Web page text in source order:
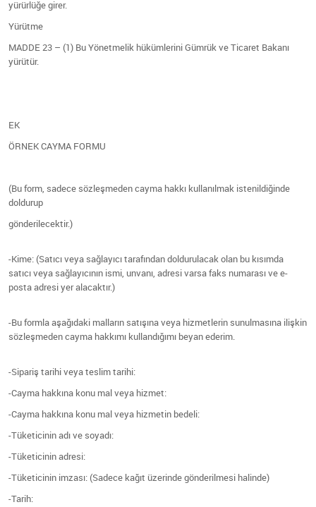
yürürlüğe girer.
Yürütme
MADDE 23 – (1) Bu Yönetmelik hükümlerini Gümrük ve Ticaret Bakanı
yürütür.
EK
ÖRNEK CAYMA FORMU
(Bu form, sadece sözleşmeden cayma hakkı kullanılmak istenildiğinde
doldurup
gönderilecektir.)
-Kime: (Satıcı veya sağlayıcı tarafından doldurulacak olan bu kısımda
satıcı veya sağlayıcının ismi, unvanı, adresi varsa faks numarası ve e-
posta adresi yer alacaktır.)
-Bu formla aşağıdaki malların satışına veya hizmetlerin sunulmasına ilişkin
sözleşmeden cayma hakkımı kullandığımı beyan ederim.
-Sipariş tarihi veya teslim tarihi:
-Cayma hakkına konu mal veya hizmet:
-Cayma hakkına konu mal veya hizmetin bedeli:
-Tüketicinin adı ve soyadı:
-Tüketicinin adresi:
-Tüketicinin imzası: (Sadece kağıt üzerinde gönderilmesi halinde)
-Tarih: